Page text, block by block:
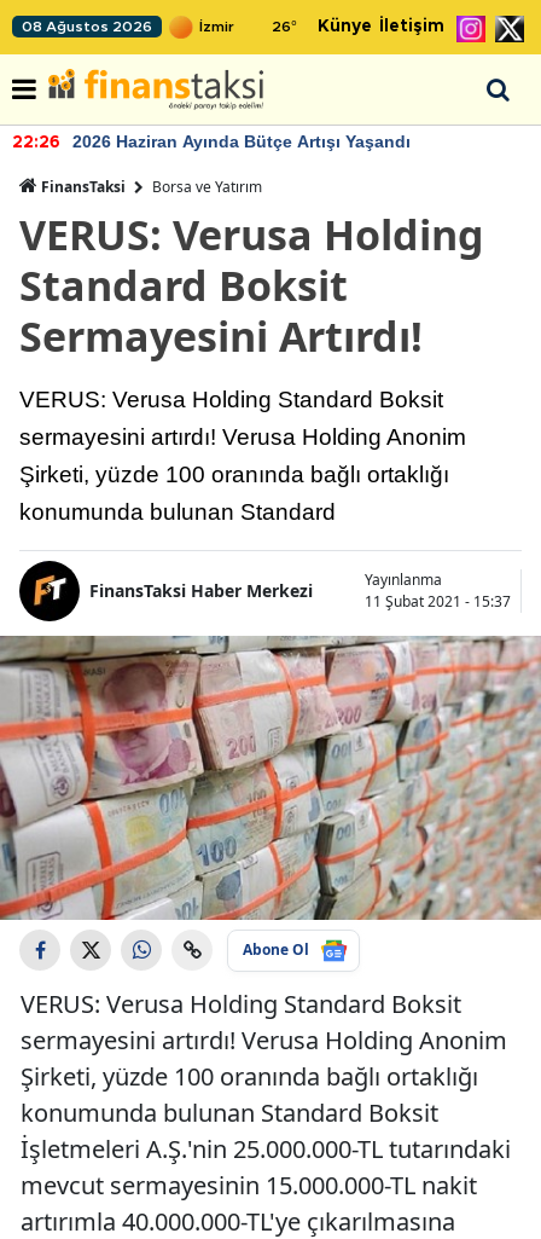
08 Ağustos 2026 26° Künye İletişim
22:26 2026 Haziran Ayında Bütçe Artışı Yaşandı
FinansTaksi Borsa ve Yatırım
VERUS: Verusa Holding
Standard Boksit
Sermayesini Artırdı!
VERUS: Verusa Holding Standard Boksit
sermayesini artırdı! Verusa Holding Anonim
Şirketi, yüzde 100 oranında bağlı ortaklığı
konumunda bulunan Standard
FinansTaksi Haber Merkezi
Yayınlanma
11 Şubat 2021 - 15:37
Abone Ol
VERUS: Verusa Holding Standard Boksit
sermayesini artırdı! Verusa Holding Anonim
Şirketi, yüzde 100 oranında bağlı ortaklığı
konumunda bulunan Standard Boksit
İşletmeleri A.Ş.'nin 25.000.000-TL tutarındaki
mevcut sermayesinin 15.000.000-TL nakit
artırımla 40.000.000-TL'ye çıkarılmasına